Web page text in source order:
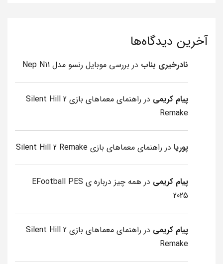
آخرین دیدگاه‌ها
نادرخیری بناب در بررسی موبایل رنسو مدل Nep N11
پیام کریمی در
راهنمای معماهای بازی Silent Hill 2
Remake
پوریا در راهنمای معماهای بازی Silent Hill 2 Remake
پیام کریمی در
همه چیز درباره ی EFootball PES
2025
پیام کریمی در
راهنمای معماهای بازی Silent Hill 2
Remake